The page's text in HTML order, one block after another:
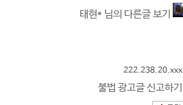
태현* 님의 다른글 보기
222.238.20.xxx
불법 광고글 신고하기